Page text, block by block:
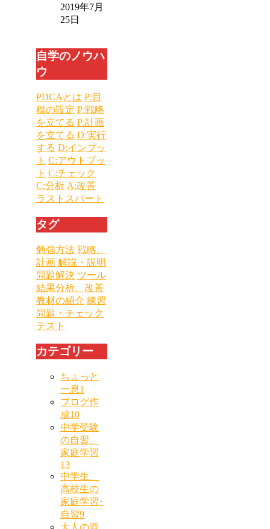
2019年7月
25日
自学のノウハ
ウ
PDCAとは P:目
標の設定 P:戦略
を立てる P:計画
を立てる D:実行
する D:インプッ
ト C:アウトプッ
ト C:チェック
C:分析 A:改善
ラストスパート
タグ
勉強方法 戦略、
計画 解説・説明
問題解決 ツール
結果分析、改善
教材の紹介 練習
問題・チェック
テスト
カテゴリー
ちょっと
一息1
ブログ作
成10
中学受験
の自習、
家庭学習
13
中学生、
高校生の
家庭学習･
自習9
大人の資